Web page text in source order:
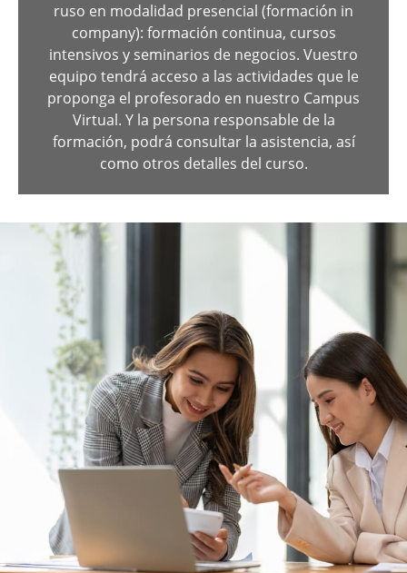
ruso en modalidad presencial (formación in
company): formación continua, cursos
intensivos y seminarios de negocios. Vuestro
equipo tendrá acceso a las actividades que le
proponga el profesorado en nuestro Campus
Virtual. Y la persona responsable de la
formación, podrá consultar la asistencia, así
como otros detalles del curso.